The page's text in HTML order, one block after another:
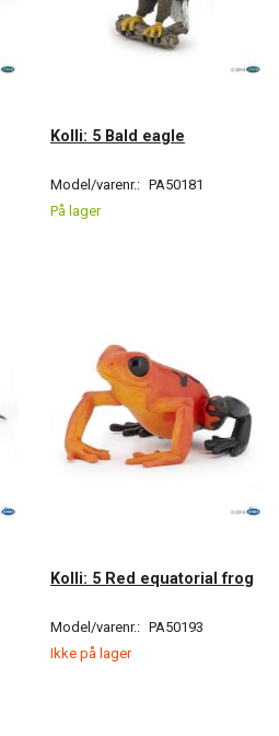
Kolli: 5 Bald eagle
Model/varenr.: PA50181
På lager
Kolli: 5 Red equatorial frog
Model/varenr.: PA50193
Ikke på lager